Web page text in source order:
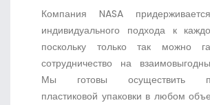
Компания NASA
индивидуального подхода к
поскольку только так можно
сотрудничество на
Мы готовы осуществить
пластиковой упаковки в любом